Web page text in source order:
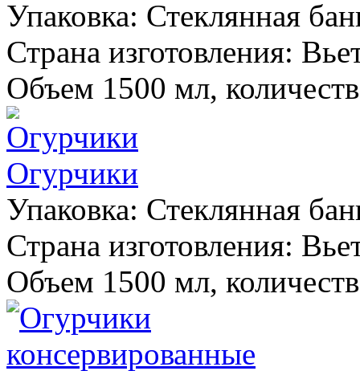
Упаковка: Стеклянная
Страна изготовления:
Объем 1500 мл,
Огурчики
Упаковка: Стеклянная
Страна изготовления:
Объем 1500 мл,